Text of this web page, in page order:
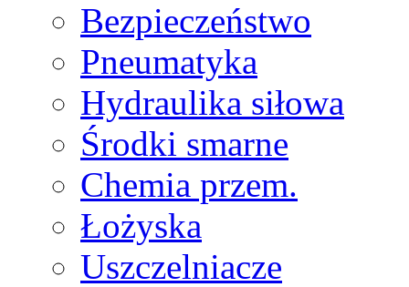
Bezpieczeństwo
Pneumatyka
Hydraulika siłowa
Środki smarne
Chemia przem.
Łożyska
Uszczelniacze